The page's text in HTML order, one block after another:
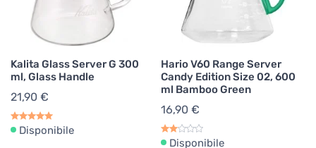
Kalita Glass Server G 300
ml, Glass Handle
21,90 €
Disponibile
Hario V60 Range Server
Candy Edition Size 02, 600
ml Bamboo Green
16,90 €
Disponibile